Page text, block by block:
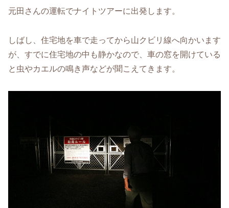
元田さんの運転でナイトツアーに出発します。
しばし、住宅地を車で走ってから山クビリ線へ向かいます
が、すでに住宅地の中も静かなので、車の窓を開けている
と虫やカエルの鳴き声などが聞こえてきます。